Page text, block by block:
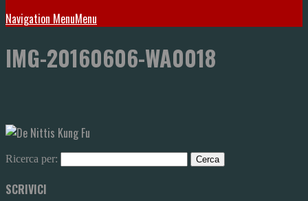
Navigation MenuMenu
IMG-20160606-WA0018
Ricerca per:
SCRIVICI